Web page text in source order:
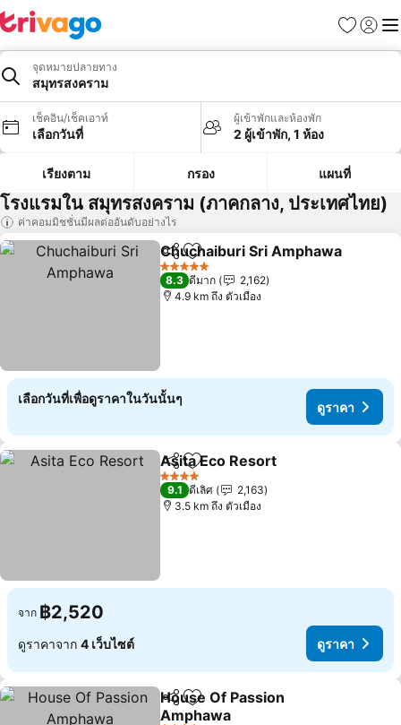
รายการโป
เข้าสู่ร
เมนู
จุดหมายปลายทาง
สมุทรสงคราม
เช็คอิน/เช็คเอาท์
เลือกวันที่
ผู้เข้าพักและห้องพัก
2 ผู้เข้าพัก, 1 ห้อง
เรียงตาม กรอง แผนที่
โรงแรมใน สมุทรสงคราม (ภาคกลาง, ประเทศไทย)
ค่าคอมมิชชั่นมีผลต่ออันดับอย่างไร
แชร์ เพิ่มในรายการโปรด
Chuchaiburi Sri Amphawa
5 ดาว
8.3 ดีมาก
2,162
4.9 km ถึง ตัวเมือง
เลือกวันที่เพื่อดูราคาในวันนั้นๆ
ดูราคา
แชร์ เพิ่มในรายการโปรด
Asita Eco Resort
4 ดาว
9.1 ดีเลิศ
2,163
3.5 km ถึง ตัวเมือง
จาก ฿2,520
ดูราคาจาก 4 เว็บไซต์ ดูราคา
แชร์ เพิ่มในรายการโปรด
House Of Passion
Amphawa